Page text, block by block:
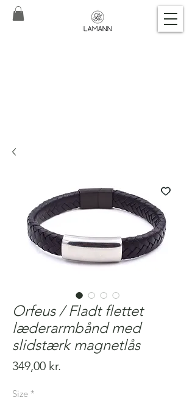
Orfeus / Fladt flettet
læderarmbånd med
slidstærk magnetlås
349,00 kr.
Size *